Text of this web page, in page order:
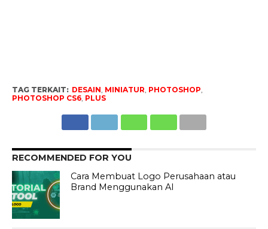
TAG TERKAIT: DESAIN, MINIATUR, PHOTOSHOP,
PHOTOSHOP CS6, PLUS
RECOMMENDED FOR YOU
Cara Membuat Logo Perusahaan atau
Brand Menggunakan AI